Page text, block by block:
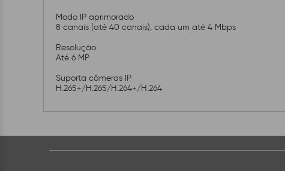
Modo IP aprimorado
8 canais (até 40 canais), cada um até 4 Mbps
Resolução
Até 6 MP
Suporta câmeras IP
H.265+/H.265/H.264+/H.264